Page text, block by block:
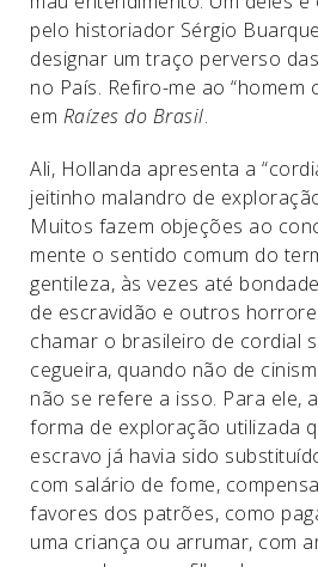
pelo historiador Sérgio
designar um traço perverso
no País. Refiro-me ao “homem
em Raízes do Brasil.
Ali, Hollanda apresenta a
jeitinho malandro de
Muitos fazem objeções ao
mente o sentido comum do
gentileza, às vezes até
de escravidão e outros
chamar o brasileiro de cordial
cegueira, quando não de
não se refere a isso. Para ele,
forma de exploração utilizada
escravo já havia sido
com salário de fome,
favores dos patrões, como
uma criança ou arrumar, com